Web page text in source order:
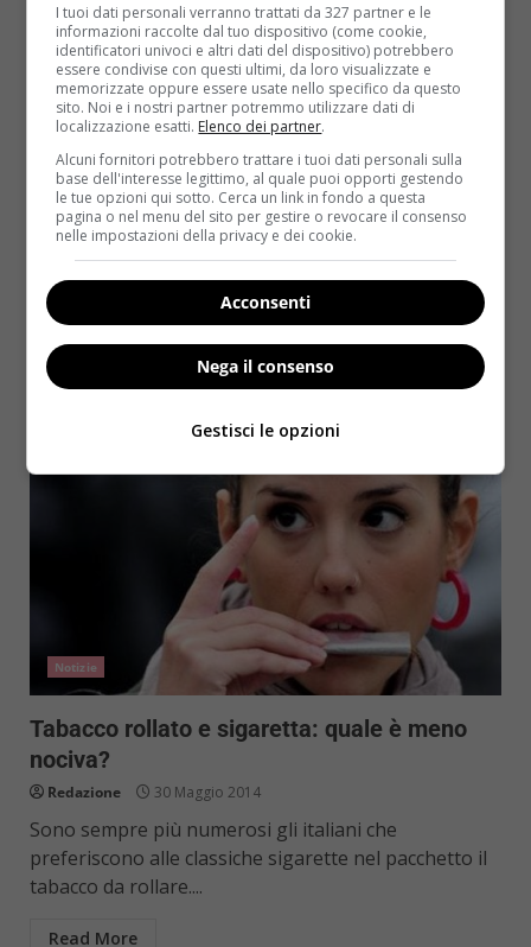
Salute
Smettere di fumare: scoperto il metodo
migliore per dire addio alle sigarette
Redazione 9 Luglio 2014
Smettere di fumare sembra un’impresa impossibile.
Se pensate di averle provate tutte senza ottenere i
risultati sperati,...
Notizie
Tabacco rollato e sigaretta: quale è meno
nociva?
Redazione 30 Maggio 2014
Sono sempre più numerosi gli italiani che
preferiscono alle classiche sigarette nel pacchetto il
tabacco da rollare....
Read More
I tuoi dati personali verranno trattati da 327 partner e le
informazioni raccolte dal tuo dispositivo (come cookie,
identificatori univoci e altri dati del dispositivo) potrebbero
essere condivise con questi ultimi, da loro visualizzate e
memorizzate oppure essere usate nello specifico da questo
sito. Noi e i nostri partner potremmo utilizzare dati di
localizzazione esatti. Elenco dei partner.
Alcuni fornitori potrebbero trattare i tuoi dati personali sulla
base dell'interesse legittimo, al quale puoi opporti gestendo
le tue opzioni qui sotto. Cerca un link in fondo a questa
pagina o nel menu del sito per gestire o revocare il consenso
nelle impostazioni della privacy e dei cookie.
Acconsenti
Nega il consenso
Gestisci le opzioni